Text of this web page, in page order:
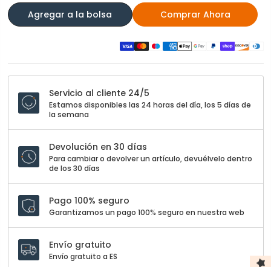
Agregar a la bolsa Comprar Ahora
Servicio al cliente 24/5
Estamos disponibles las 24 horas del día, los 5 días de
la semana
Devolución en 30 días
Para cambiar o devolver un artículo, devuélvelo dentro
de los 30 días
Pago 100% seguro
Garantizamos un pago 100% seguro en nuestra web
Envío gratuito
Envío gratuito a ES